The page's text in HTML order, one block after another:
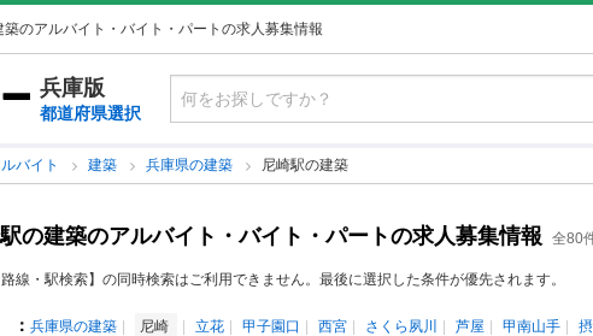
のアルバイト・バイト・パートの求人募集情報
兵庫版
都道府県選択
バイト 建築 兵庫県の建築 尼崎駅の建築
の建築のアルバイト・バイト・パートの求人募集情報 全80
線・駅検索】の同時検索はご利用できません。最後に選択した条件が優先されます。
： 兵庫県の建築 尼崎 立花 甲子園口 西宮 さくら夙川 芦屋 甲南山手